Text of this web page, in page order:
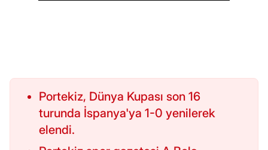
Portekiz, Dünya Kupası son 16
turunda İspanya'ya 1-0 yenilerek
elendi.